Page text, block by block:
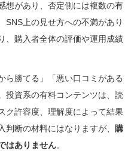
想があり、否定側には複数の有
SNS上の見せ方への不満があり
、購入者全体の評価や運用成績
ら勝てる」「悪い口コミがある
投資系の有料コンテンツは、読
ク許容度、理解度によって結果
断の材料にはなりますが、 購
はありません。